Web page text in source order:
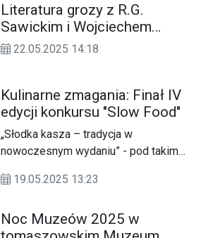
Literatura grozy z R.G.
Sawickim i Wojciechem
Kulawskim
22.05.2025 14:18
Kulinarne zmagania: Finał IV
edycji konkursu "Slow Food"
„Słodka kasza – tradycja w
nowoczesnym wydaniu” - pod takim
Ogólnopolskiego Konkursu
którego finał odbędzie się w
19.05.2025 13:23
Noc Muzeów 2025 w